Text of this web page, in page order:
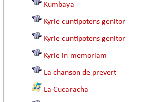
Kumbaya
Kyrie cuntipotens genitor
Kyrie cuntipotens genitor
Kyrie in memoriam
La chanson de prevert
La Cucaracha